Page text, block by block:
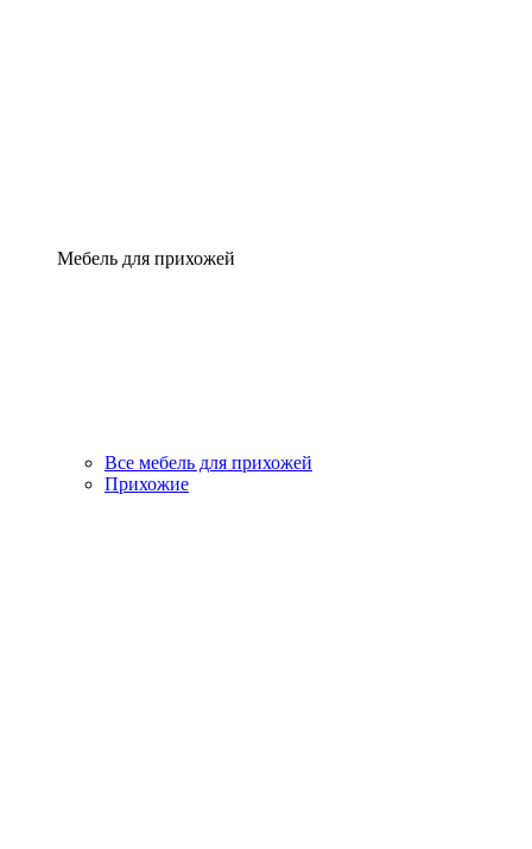
Мебель для прихожей
Все мебель для прихожей
Прихожие